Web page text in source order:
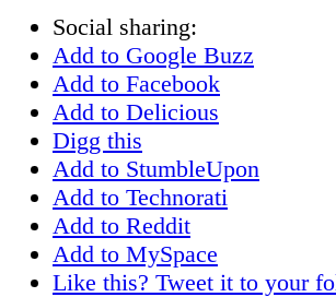
Social sharing:
Add to Google Buzz
Add to Facebook
Add to Delicious
Digg this
Add to StumbleUpon
Add to Technorati
Add to Reddit
Add to MySpace
Like this? Tweet it to your